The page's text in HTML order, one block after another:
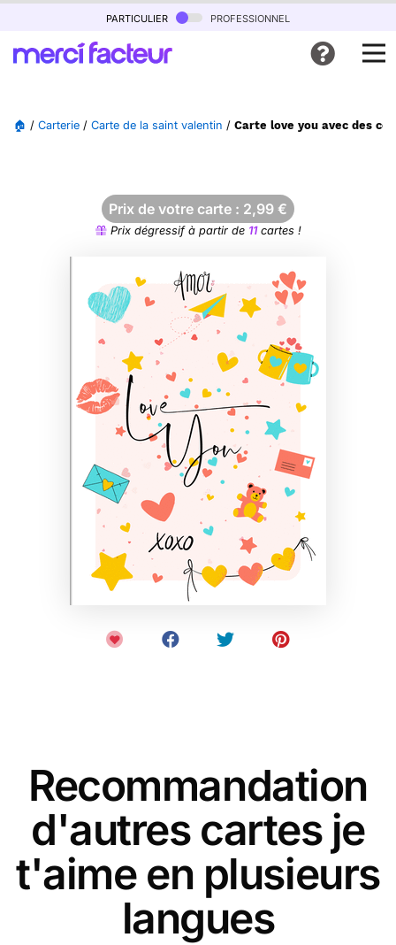
particulier professionnel
🏠 / Carterie / Carte de la saint valentin / Carte love you avec des
Prix de votre carte : 2,99 €
Prix dégressif à partir de 11cartes !
Recommandation
d'autres cartes je
t'aime en plusieurs
langues